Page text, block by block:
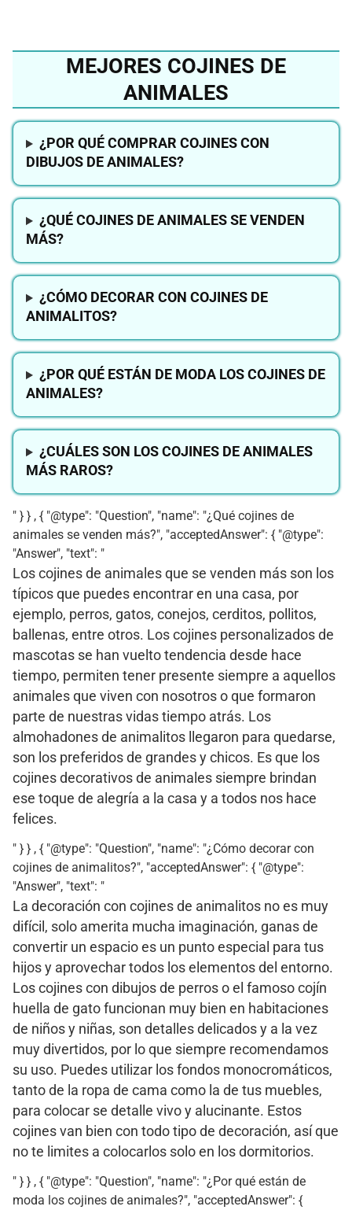
MEJORES COJINES DE
ANIMALES
¿POR QUÉ COMPRAR COJINES CON
DIBUJOS DE ANIMALES?
¿QUÉ COJINES DE ANIMALES SE VENDEN
MÁS?
¿CÓMO DECORAR CON COJINES DE
ANIMALITOS?
¿POR QUÉ ESTÁN DE MODA LOS COJINES DE
ANIMALES?
¿CUÁLES SON LOS COJINES DE ANIMALES
MÁS RAROS?
" } } , { "@type": "Question", "name": "¿Qué cojines de
animales se venden más?", "acceptedAnswer": { "@type":
"Answer", "text": "
Los cojines de animales que se venden más son los
típicos que puedes encontrar en una casa, por
ejemplo, perros, gatos, conejos, cerditos, pollitos,
ballenas, entre otros. Los cojines personalizados de
mascotas se han vuelto tendencia desde hace
tiempo, permiten tener presente siempre a aquellos
animales que viven con nosotros o que formaron
parte de nuestras vidas tiempo atrás. Los
almohadones de animalitos llegaron para quedarse,
son los preferidos de grandes y chicos. Es que los
cojines decorativos de animales siempre brindan
ese toque de alegría a la casa y a todos nos hace
felices.
" } } , { "@type": "Question", "name": "¿Cómo decorar con
cojines de animalitos?", "acceptedAnswer": { "@type":
"Answer", "text": "
La decoración con cojines de animalitos no es muy
difícil, solo amerita mucha imaginación, ganas de
convertir un espacio es un punto especial para tus
hijos y aprovechar todos los elementos del entorno.
Los cojines con dibujos de perros o el famoso cojín
huella de gato funcionan muy bien en habitaciones
de niños y niñas, son detalles delicados y a la vez
muy divertidos, por lo que siempre recomendamos
su uso. Puedes utilizar los fondos monocromáticos,
tanto de la ropa de cama como la de tus muebles,
para colocar se detalle vivo y alucinante. Estos
cojines van bien con todo tipo de decoración, así que
no te limites a colocarlos solo en los dormitorios.
" } } , { "@type": "Question", "name": "¿Por qué están de
moda los cojines de animales?", "acceptedAnswer": {